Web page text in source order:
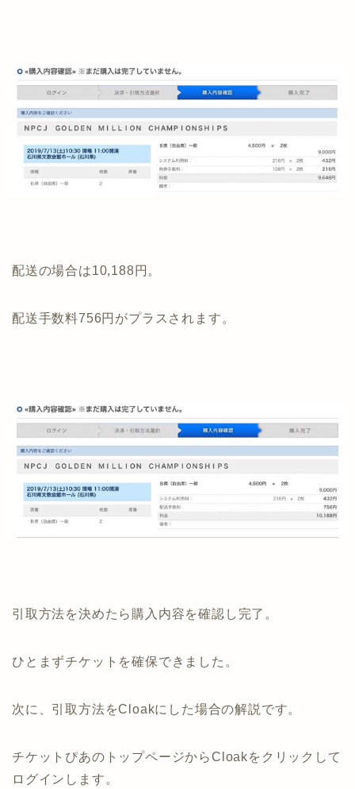
配送の場合は10,188円。
配送手数料756円がプラスされます。
引取方法を決めたら購入内容を確認し完了。
ひとまずチケットを確保できました。
次に、引取方法をCloakにした場合の解説です。
チケットぴあのトップページからCloakをクリックして
ログインします。